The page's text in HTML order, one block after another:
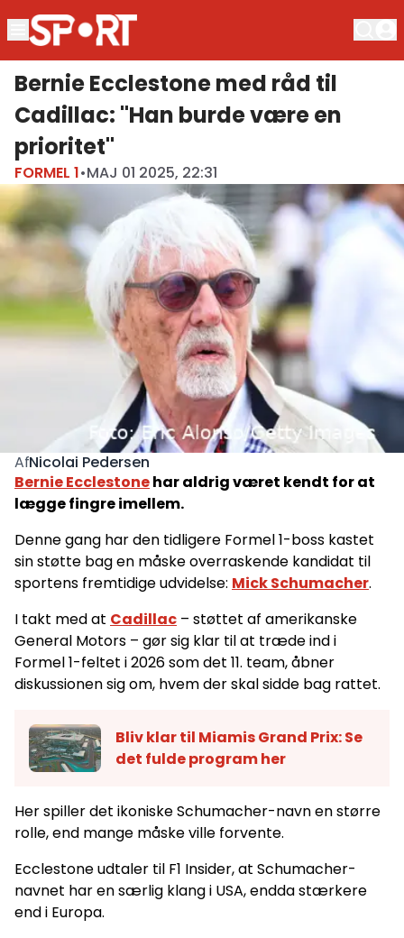
Bernie Ecclestone med råd til
Cadillac: "Han burde være en
prioritet"
FORMEL 1•MAJ 01 2025, 22:31
AfNicolai Pedersen
Bernie Ecclestonehar aldrig været kendt for at
lægge fingre imellem.
Denne gang har den tidligere Formel 1-boss kastet
sin støtte bag en måske overraskende kandidat til
sportens fremtidige udvidelse: Mick Schumacher.
I takt med at Cadillac – støttet af amerikanske
General Motors – gør sig klar til at træde ind i
Formel 1-feltet i 2026 som det 11. team, åbner
diskussionen sig om, hvem der skal sidde bag rattet.
Bliv klar til Miamis Grand Prix: Se
det fulde program her
Her spiller det ikoniske Schumacher-navn en større
rolle, end mange måske ville forvente.
Ecclestone udtaler til F1 Insider, at Schumacher-
navnet har en særlig klang i USA, endda stærkere
end i Europa.